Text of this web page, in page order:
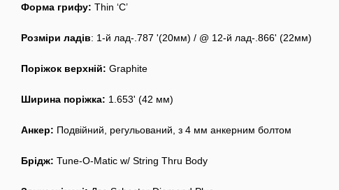
Форма грифу: Thin ‘C’
Розміри ладів: 1-й лад-.787 '(20мм) / @ 12-й лад-.866' (22мм)
Поріжок верхній: Graphite
Ширина поріжка: 1.653' (42 мм)
Анкер: Подвійний, регульований, з 4 мм анкерним болтом
Брідж: Tune-O-Matic w/ String Thru Body